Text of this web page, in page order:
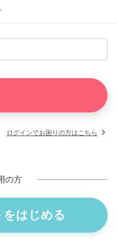
ログインでお困りの方はこちら
の方
はじめる